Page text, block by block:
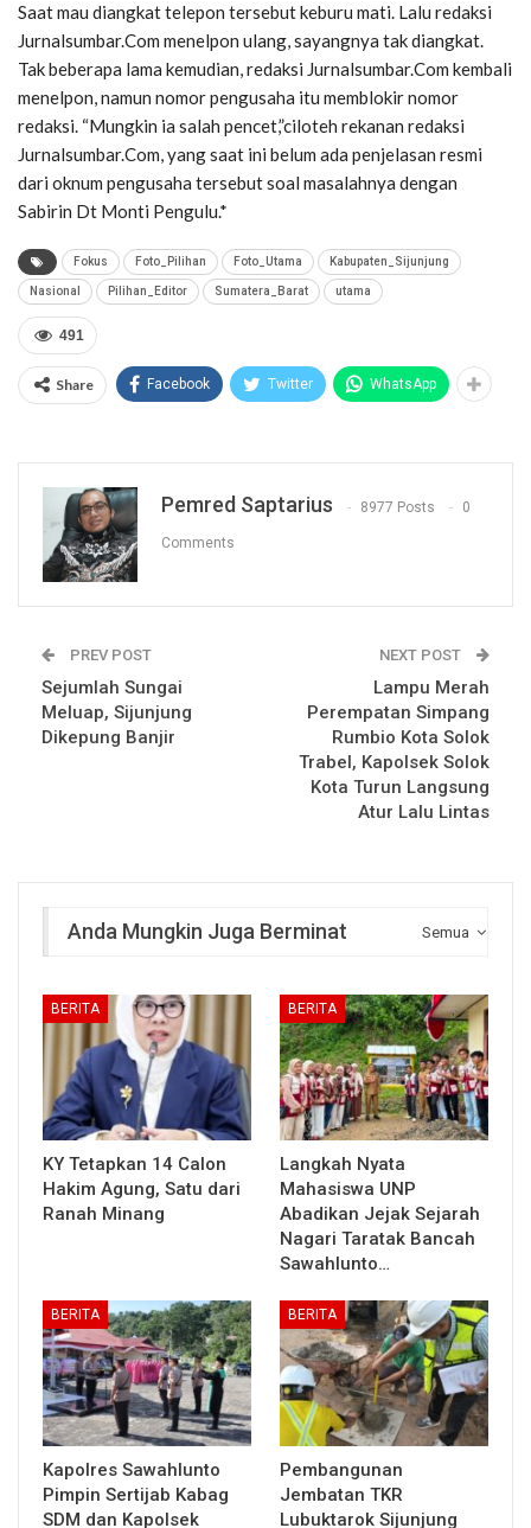
Saat mau diangkat telepon tersebut keburu mati. Lalu redaksi
Jurnalsumbar.Com menelpon ulang, sayangnya tak diangkat.
Tak beberapa lama kemudian, redaksi Jurnalsumbar.Com kembali
menelpon, namun nomor pengusaha itu memblokir nomor
redaksi. “Mungkin ia salah pencet,”ciloteh rekanan redaksi
Jurnalsumbar.Com, yang saat ini belum ada penjelasan resmi
dari oknum pengusaha tersebut soal masalahnya dengan
Sabirin Dt Monti Pengulu.*
Fokus Foto_Pilihan Foto_Utama Kabupaten_Sijunjung
Nasional Pilihan_Editor Sumatera_Barat utama
491
Share Facebook Twitter WhatsApp
Pemred Saptarius 8977 Posts 0
Comments
PREV POST
Sejumlah Sungai
Meluap, Sijunjung
Dikepung Banjir
NEXT POST
Lampu Merah
Perempatan Simpang
Rumbio Kota Solok
Trabel, Kapolsek Solok
Kota Turun Langsung
Atur Lalu Lintas
Semua
Anda Mungkin Juga Berminat
BERITA
KY Tetapkan 14 Calon
Hakim Agung, Satu dari
Ranah Minang
BERITA
Langkah Nyata
Mahasiswa UNP
Abadikan Jejak Sejarah
Nagari Taratak Bancah
Sawahlunto…
BERITA
Kapolres Sawahlunto
Pimpin Sertijab Kabag
SDM dan Kapolsek
BERITA
Pembangunan
Jembatan TKR
Lubuktarok Sijunjung